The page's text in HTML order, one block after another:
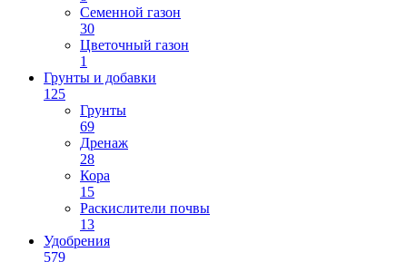
Семенной газон
30
Цветочный газон
1
Грунты и добавки
125
Грунты
69
Дренаж
28
Кора
15
Раскислители почвы
13
Удобрения
579